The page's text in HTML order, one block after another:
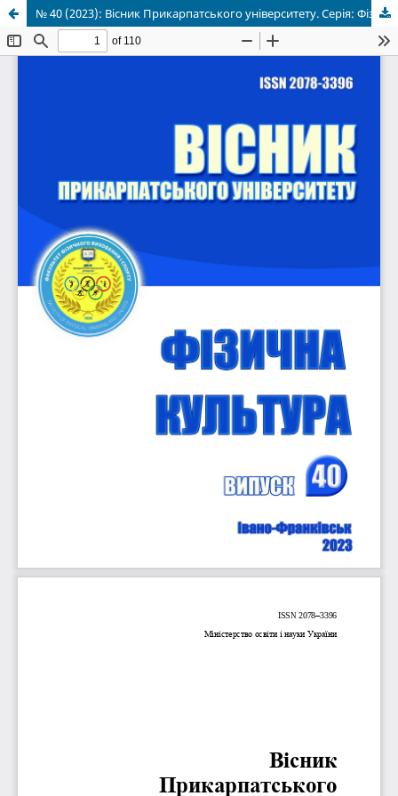
№ 40 (2023): Вісник Прикарпатського університету. Серія: Фізична культура. 2023